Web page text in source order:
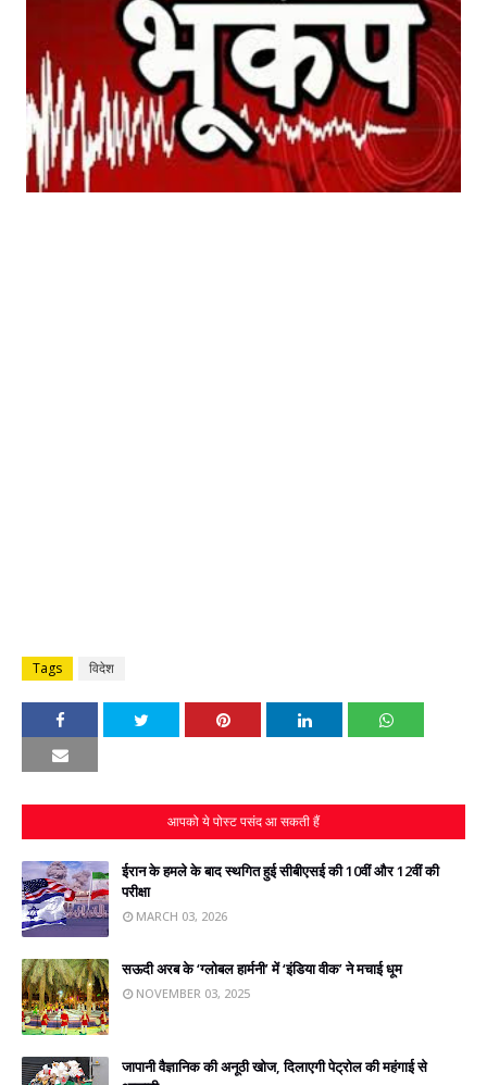
Tags विदेश
आपको ये पोस्ट पसंद आ सकती हैं
ईरान के हमले के बाद स्‍थगित हुई सीबीएसई की 10वीं और 12वीं की
परीक्षा
MARCH 03, 2026
सऊदी अरब के ‘ग्लोबल हार्मनी’ में ‘इंडिया वीक’ ने मचाई धूम
NOVEMBER 03, 2025
जापानी वैज्ञानिक की अनूठी खोज, दिलाएगी पेट्रोल की महंगाई से